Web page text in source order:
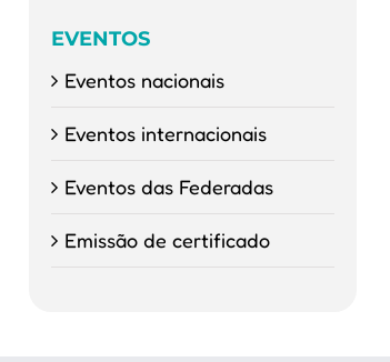
EVENTOS
Eventos nacionais
Eventos internacionais
Eventos das Federadas
Emissão de certificado